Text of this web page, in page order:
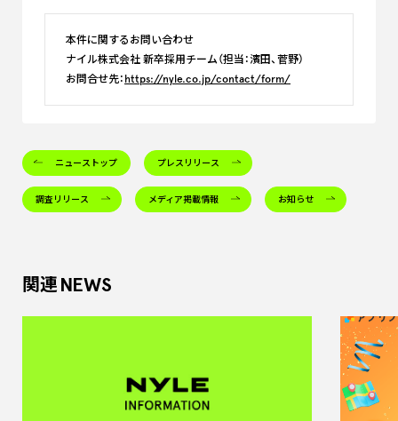
本件に関するお問い合わせ
ナイル株式会社 新卒採用チーム（担当：濱田、菅野）
お問合せ先： https://nyle.co.jp/contact/form/
ニューストップ プレスリリース
調査リリース メディア掲載情報 お知らせ
関連 NEWS